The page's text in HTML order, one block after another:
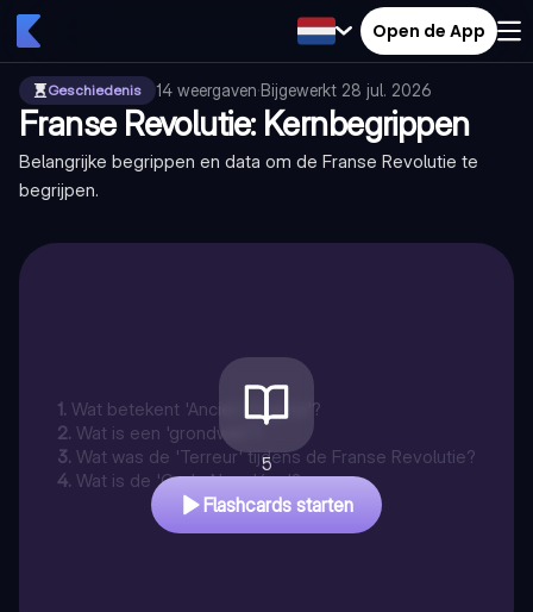
Open de App
Geschiedenis 14 weergaven·Bijgewerkt 28 jul. 2026
Franse Revolutie: Kernbegrippen
Belangrijke begrippen en data om de Franse Revolutie te
begrijpen.
1. Wat betekent 'Ancien Régime'?
2. Wat is een 'grondwet'?
3. Wat was de 'Terreur' tijdens de Franse Revolutie?
4. Wat is de 'Code Napoléon'?
5
Flashcards starten